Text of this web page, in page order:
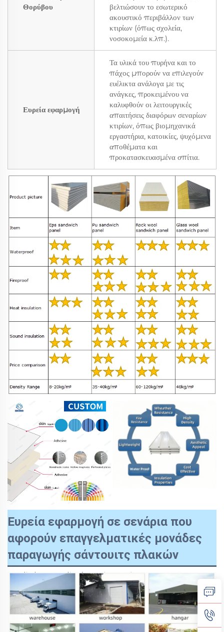
Θορύβου
βελτιώσουν το εσωτερικό
ακουστικό περιβάλλον των
κτιρίων (όπως σχολεία,
νοσοκομεία κ.λπ.).
Ευρεία εφαρμογή
Τα υλικά του πυρήνα και το
πάχος μπορούν να επιλεγούν
ευέλικτα ανάλογα με τις
ανάγκες, προκειμένου να
καλυφθούν οι λειτουργικές
απαιτήσεις διαφόρων σεναρίων
κτιρίων, όπως βιομηχανικά
εργαστήρια, κατοικίες, ψυχόμενα
αποθέματα και
προκατασκευασμένα σπίτια.
Ευρεία εφαρμογή σε σενάρια που
αφορούν επαγγελματικές μονάδες
παραγωγής σάντουιτς πλακών